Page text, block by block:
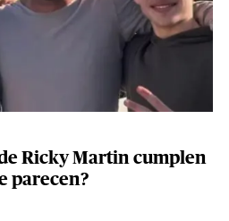
Ricky Martin cumplen
parecen?